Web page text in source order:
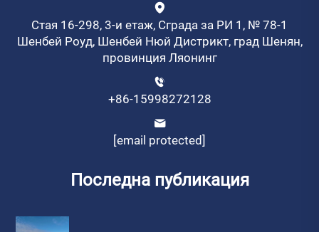
Стая 16-298, 3-и етаж, Сграда за РИ 1, № 78-1
Шенбей Роуд, Шенбей Нюй Дистрикт, град Шенян,
провинция Ляонинг
+86-15998272128
[email protected]
Последна публикация